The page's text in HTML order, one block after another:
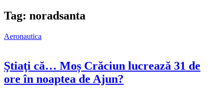
Tag: noradsanta
Aeronautica
Ştiaţi că… Moș Crăciun lucrează 31 de
ore în noaptea de Ajun?